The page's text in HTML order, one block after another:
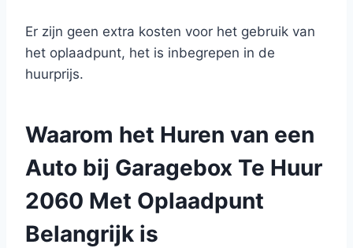
Er zijn geen extra kosten voor het gebruik van
het oplaadpunt, het is inbegrepen in de
huurprijs.
Waarom het Huren van een
Auto bij Garagebox Te Huur
2060 Met Oplaadpunt
Belangrijk is